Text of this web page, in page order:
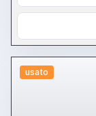
usato